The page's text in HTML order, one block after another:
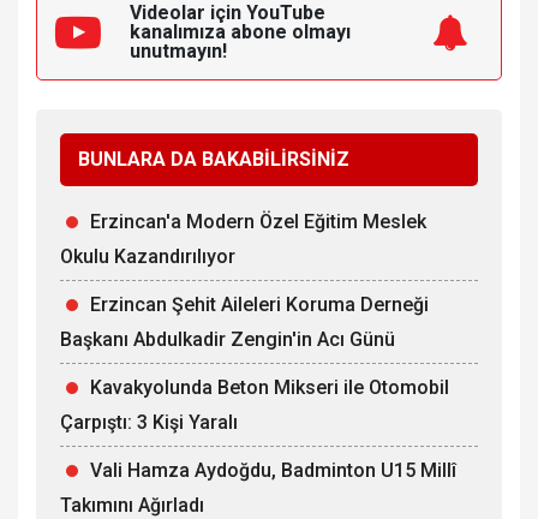
Videolar için YouTube
kanalımıza abone olmayı
unutmayın!
BUNLARA DA BAKABİLİRSİNİZ
Erzincan'a Modern Özel Eğitim Meslek
Okulu Kazandırılıyor
Erzincan Şehit Aileleri Koruma Derneği
Başkanı Abdulkadir Zengin'in Acı Günü
Kavakyolunda Beton Mikseri ile Otomobil
Çarpıştı: 3 Kişi Yaralı
Vali Hamza Aydoğdu, Badminton U15 Millî
Takımını Ağırladı